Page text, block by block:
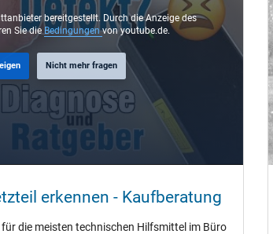
bereitgestellt. Durch die Anzeige des
Sie dieBedingungenvon youtube.de.
Nicht mehr fragen
erkennen - Kaufberatung
die meisten technischen Hilfsmittel im Büro